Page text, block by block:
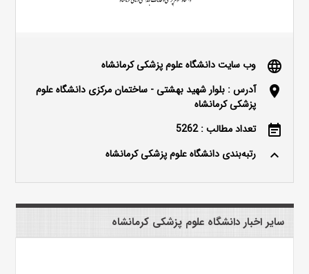
language وب سایت دانشگاه علوم پزشکی کرمانشاه
location_on
آدرس : بلوار شهید بهشتی - ساختمان مرکزی دانشگاه علوم
پزشکی کرمانشاه
event_note تعداد مطالب : 5262
keyboard_arrow_up رتبه‌بندی دانشگاه علوم پزشکی کرمانشاه
سایر اخبار دانشگاه علوم پزشکی کرمانشاه